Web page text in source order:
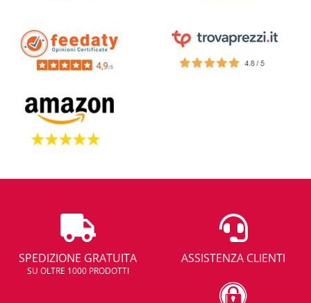
SPEDIZIONE GRATUITA
SU OLTRE 1000 PRODOTTI
ASSISTENZA CLIENTI